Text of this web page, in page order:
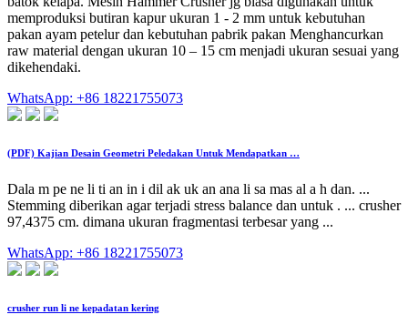
memproduksi butiran kapur ukuran 1 - 2 mm untuk kebutuhan
pakan ayam petelur dan kebutuhan pabrik pakan Menghancurkan
raw material dengan ukuran 10 – 15 cm menjadi ukuran sesuai yang
dikehendaki.
WhatsApp: +86 18221755073
(PDF) Kajian Desain Geometri Peledakan Untuk Mendapatkan …
Dala m pe ne li ti an in i dil ak uk an ana li sa mas al a h dan. ...
Stemming diberikan agar terjadi stress balance dan untuk . ... crusher
97,4375 cm. dimana ukuran fragmentasi terbesar yang ...
WhatsApp: +86 18221755073
crusher run li ne kepadatan kering